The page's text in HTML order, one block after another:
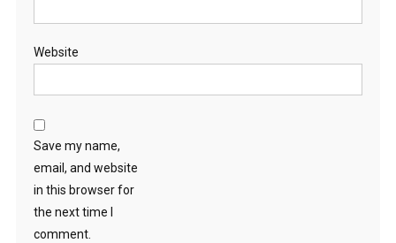
Website
Save my name,
email, and website
in this browser for
the next time I
comment.